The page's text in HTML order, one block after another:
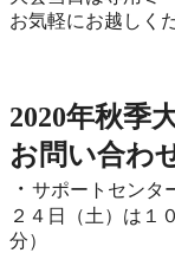
お気軽にお越しく
2020年秋季
お問い合わ
・ サポートセンタ
２４日（土）は１
分）